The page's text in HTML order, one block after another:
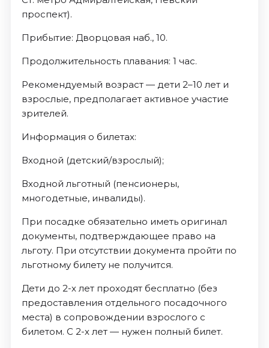
проспект).
Прибытие: Дворцовая наб., 10.
Продолжительность плавания: 1 час.
Рекомендуемый возраст — дети 2–10 лет и
взрослые, предполагает активное участие
зрителей.
Информация о билетах:
Входной (детский/взрослый);
Входной льготный (пенсионеры,
многодетные, инвалиды).
При посадке обязательно иметь оригинал
документы, подтверждающее право на
льготу. При отсутствии документа пройти по
льготному билету не получится.
Дети до 2-х лет проходят бесплатно (без
предоставления отдельного посадочного
места) в сопровождении взрослого с
билетом. С 2-х лет — нужен полный билет.